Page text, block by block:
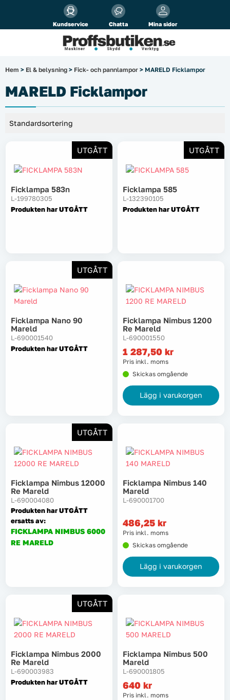
Kundservice Chatta Mina sidor
Alla priser visasinkl. moms!
Företag Privat
El & belysning
Förbrukningsmaterial
Garage & verkstad
Laserinstrument
Maskintillbehör & förbrukning
Mätinstrument
Oljor & kem
Trädgård & utemiljö
Tvätt
Verktyg
Värme, VVS & inomhusklimat
Om oss Kontakta oss
Hem > El & belysning > Fick- och pannlampor > MARELD Ficklampor
MARELD Ficklampor
UTGÅTT
Ficklampa 583n
L-199780305
Produkten har UTGÅTT
UTGÅTT
Ficklampa 585
L-132390105
Produkten har UTGÅTT
UTGÅTT
Ficklampa Nano 90
Mareld
L-690001540
Produkten har UTGÅTT
Ficklampa Nimbus 1200
Re Mareld
L-690001550
1 287,50 kr
Pris inkl. moms
Skickas omgående
Lägg i varukorgen
UTGÅTT
Ficklampa Nimbus 12000
Re Mareld
L-690004080
Produkten har UTGÅTT
ersatts av:
FICKLAMPA NIMBUS 6000
RE MARELD
Ficklampa Nimbus 140
Mareld
L-690001700
486,25 kr
Pris inkl. moms
Skickas omgående
Lägg i varukorgen
UTGÅTT
Ficklampa Nimbus 2000
Re Mareld
L-690003983
Produkten har UTGÅTT
Ficklampa Nimbus 500
Mareld
L-690001805
640 kr
Pris inkl. moms